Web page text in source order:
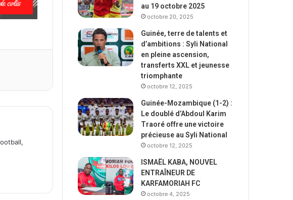
au 19 octobre 2025
octobre 20, 2025
Guinée, terre de talents et
d’ambitions : Syli National
en pleine ascension,
transferts XXL et jeunesse
triomphante
octobre 12, 2025
Guinée-Mozambique (1-2) :
Le doublé d’Abdoul Karim
Traoré offre une victoire
précieuse au Syli National
octobre 12, 2025
ISMAËL KABA, NOUVEL
ENTRAÎNEUR DE
KARFAMORIAH FC
octobre 4, 2025